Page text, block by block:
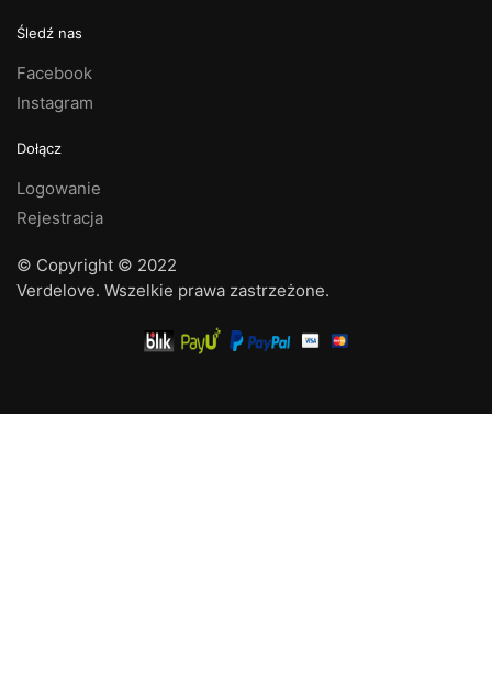
Śledź nas
Facebook
Instagram
Dołącz
Logowanie
Rejestracja
© Copyright © 2022
Verdelove. Wszelkie prawa zastrzeżone.